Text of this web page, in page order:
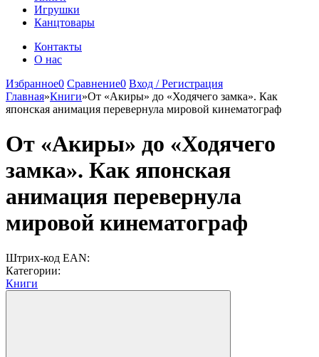
Игрушки
Канцтовары
Контакты
О нас
Избранное0 Сравнение0 Вход / Регистрация
Главная»Книги»От «Акиры» до «Ходячего замка». Как
японская анимация перевернула мировой кинематограф
От «Акиры» до «Ходячего
замка». Как японская
анимация перевернула
мировой кинематограф
Штрих-код EAN:
Категории:
Книги